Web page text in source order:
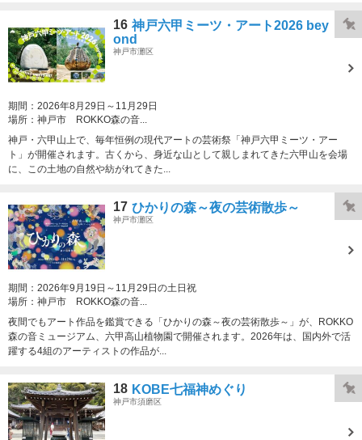
16 神戸六甲ミーツ・アート2026 bey
ond
神戸市灘区
期間： 2026年8月29日～11月29日
場所： 神戸市 ROKKO森の音...
神戸・六甲山上で、毎年恒例の現代アートの芸術祭「神戸六甲ミーツ・アー
ト」が開催されます。古くから、身近な山として親しまれてきた六甲山を会場
に、この土地の自然や紡がれてきた...
17 ひかりの森～夜の芸術散歩～
神戸市灘区
期間： 2026年9月19日～11月29日の土日祝
場所： 神戸市 ROKKO森の音...
夜間でもアート作品を鑑賞できる「ひかりの森～夜の芸術散歩～」が、ROKKO
森の音ミュージアム、六甲高山植物園で開催されます。2026年は、国内外で活
躍する4組のアーティストの作品が...
18 KOBE七福神めぐり
神戸市須磨区